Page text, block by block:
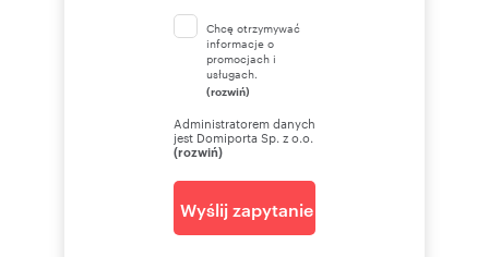
Chcę otrzymywać
informacje o
promocjach i
usługach.
(rozwiń)
Administratorem danych
jest Domiporta Sp. z o.o.
(rozwiń)
Wyślij zapytanie